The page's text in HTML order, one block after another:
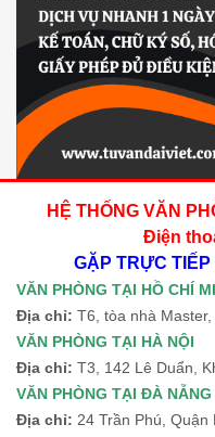
HỆ THỐNG VĂN
Điện
GẶP TRỰC TIẾP
VĂN PHÒNG TẠI HỒ CHÍ
Địa chỉ: T6, tòa nhà
VĂN PHÒNG TẠI HÀ NỘI
Địa chỉ: T3, 142 Lê Duẩn,
VĂN PHÒNG TẠI ĐÀ NẴNG
Địa chỉ: 24 Trần Phú, Quận